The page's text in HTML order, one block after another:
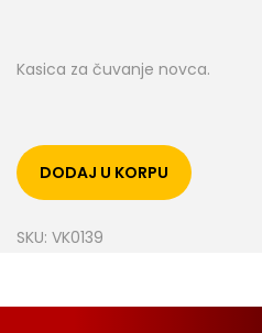
Kasica za čuvanje novca.
DODAJ U KORPU
SKU: VK0139